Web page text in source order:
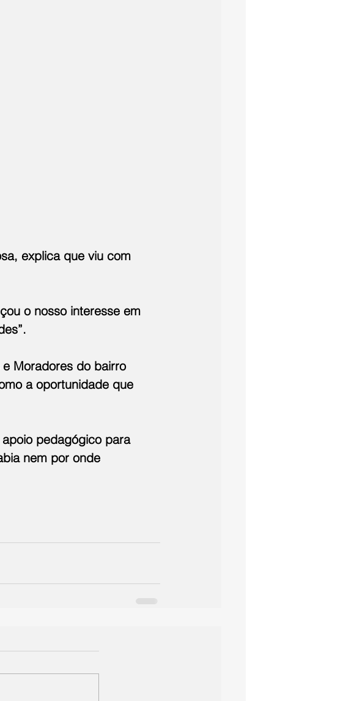
explica que viu com
o nosso interesse em
Moradores do bairro
a oportunidade que
pedagógico para
nem por onde